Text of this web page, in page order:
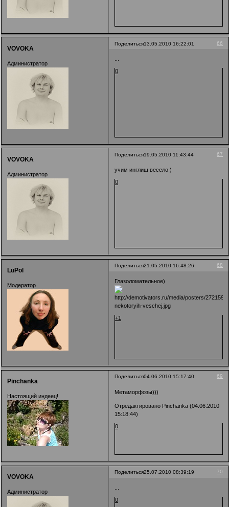
Поделиться 66
13.05.2010 16:22:01
VOVOKA
Администратор
0
Поделиться 67
19.05.2010 11:43:44
VOVOKA
Администратор
учим инглиш весело )
0
Поделиться 68
21.05.2010 16:48:26
LuPol
Модератор
Глазоломательное)
+1
Поделиться 69
04.06.2010 15:17:40
Pinchanka
Настоящий индеец!
Метаморфозы)))
Отредактировано Pinchanka (04.06.2010
15:18:44)
0
Поделиться 70
25.07.2010 08:39:19
VOVOKA
Администратор
0